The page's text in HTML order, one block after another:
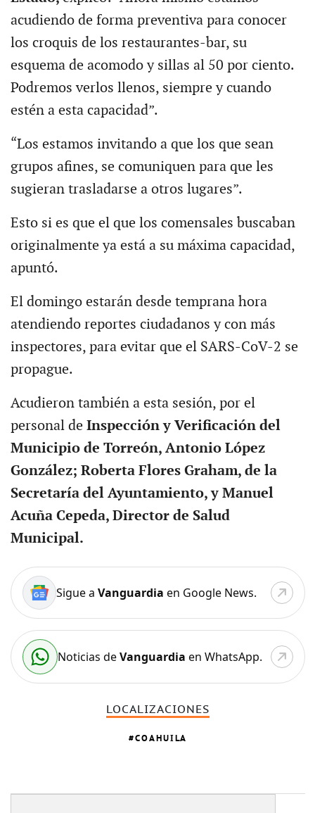
acudiendo de forma preventiva para conocer
los croquis de los restaurantes-bar, su
esquema de acomodo y sillas al 50 por ciento.
Podremos verlos llenos, siempre y cuando
estén a esta capacidad”.
“Los estamos invitando a que los que sean
grupos afines, se comuniquen para que les
sugieran trasladarse a otros lugares”.
Esto si es que el que los comensales buscaban
originalmente ya está a su máxima capacidad,
apuntó.
El domingo estarán desde temprana hora
atendiendo reportes ciudadanos y con más
inspectores, para evitar que el SARS-CoV-2 se
propague.
Acudieron también a esta sesión, por el
personal de Inspección y Verificación del
Municipio de Torreón, Antonio López
González; Roberta Flores Graham, de la
Secretaría del Ayuntamiento, y Manuel
Acuña Cepeda, Director de Salud
Municipal.
Sigue a Vanguardia en Google News.
Noticias deVanguardia en WhatsApp.
LOCALIZACIONES
COAHUILA